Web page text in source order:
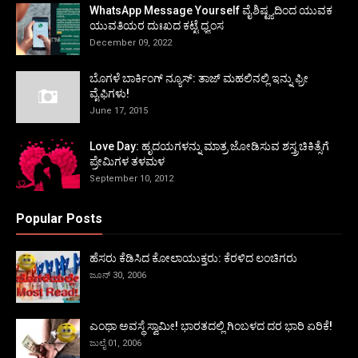
WhatsApp Message Yourself ವೈಶಿಷ್ಟ್ಯದಿಂದ ಯುವಕ
ಯುವತಿಯರ ದುಃಖದ ಕಟ್ಟೆ ಧ್ವಂಸ
December 09, 2022
ಬೊಗಳೆ ಬಾರ್ಕಿಂಗ್ ನ್ಯೂಸ್: ತಾಜ್ ಮಹಲಿನಲ್ಲಿ ಇನ್ನು ಫ್ರೀ
ವೈಫಿಗಳು!
June 17, 2015
Love Day: ಹೃದಯಗಳನ್ನು ಮಾತ್ರ ಜೋಡಿಸುವ ಶಸ್ತ್ರಚಿಕಿತ್ಸೆಗೆ
ಪ್ರೇಮಿಗಳ ತಳಮಳ
September 10, 2012
Popular Posts
ಹೆಸರು ಕೆಡಿಸಿದ ಕೋಲಾಯುಕ್ತರು: ಕೆರಳಿದ ಲಂಚಿಗರು
ಜೂನ್ 30, 2006
ಎಂಥಾ ಅವಸ್ಥೆ ಸ್ವಾಮೀ! ಭಾರತದಲ್ಲಿ ಗಿಂಬಳದ ದರ ಭಾರಿ ಏರಿಕೆ!
ಜುಲೈ 01, 2006